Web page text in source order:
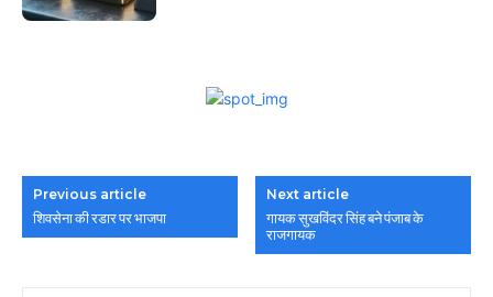
Previous article
शिवसेना की रडार पर भाजपा
Next article
गायक सुखविंदर सिंह बने पंजाब के
राजगायक